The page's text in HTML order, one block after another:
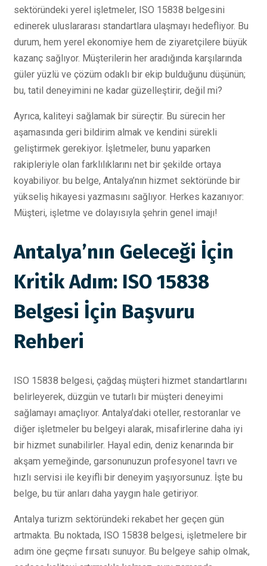
sektöründeki yerel işletmeler, ISO 15838 belgesini
edinerek uluslararası standartlara ulaşmayı hedefliyor. Bu
durum, hem yerel ekonomiye hem de ziyaretçilere büyük
kazanç sağlıyor. Müşterilerin her aradığında karşılarında
güler yüzlü ve çözüm odaklı bir ekip bulduğunu düşünün;
bu, tatil deneyimini ne kadar güzelleştirir, değil mi?
Ayrıca, kaliteyi sağlamak bir süreçtir. Bu sürecin her
aşamasında geri bildirim almak ve kendini sürekli
geliştirmek gerekiyor. İşletmeler, bunu yaparken
rakipleriyle olan farklılıklarını net bir şekilde ortaya
koyabiliyor. bu belge, Antalya’nın hizmet sektöründe bir
yükseliş hikayesi yazmasını sağlıyor. Herkes kazanıyor:
Müşteri, işletme ve dolayısıyla şehrin genel imajı!
Antalya’nın Geleceği İçin
Kritik Adım: ISO 15838
Belgesi İçin Başvuru
Rehberi
ISO 15838 belgesi, çağdaş müşteri hizmet standartlarını
belirleyerek, düzgün ve tutarlı bir müşteri deneyimi
sağlamayı amaçlıyor. Antalya’daki oteller, restoranlar ve
diğer işletmeler bu belgeyi alarak, misafirlerine daha iyi
bir hizmet sunabilirler. Hayal edin, deniz kenarında bir
akşam yemeğinde, garsonunuzun profesyonel tavrı ve
hızlı servisi ile keyifli bir deneyim yaşıyorsunuz. İşte bu
belge, bu tür anları daha yaygın hale getiriyor.
Antalya turizm sektöründeki rekabet her geçen gün
artmakta. Bu noktada, ISO 15838 belgesi, işletmelere bir
adım öne geçme fırsatı sunuyor. Bu belgeye sahip olmak,